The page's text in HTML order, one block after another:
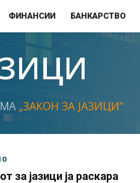
ФИНАНСИИ БАНКАРСТВО
„ЗАКОН ЗА ЈАЗИЦИ“
за јазици ја раскара